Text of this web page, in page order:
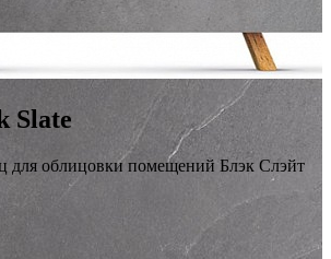
Slate
для облицовки помещений Блэк Cлэйт